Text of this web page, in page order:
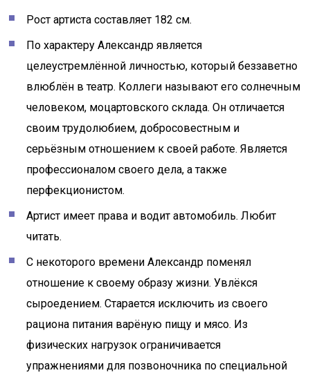
Рост артиста составляет 182 см.
По характеру Александр является
целеустремлённой личностью, который беззаветно
влюблён в театр. Коллеги называют его солнечным
человеком, моцартовского склада. Он отличается
своим трудолюбием, добросовестным и
серьёзным отношением к своей работе. Является
профессионалом своего дела, а также
перфекционистом.
Артист имеет права и водит автомобиль. Любит
читать.
С некоторого времени Александр поменял
отношение к своему образу жизни. Увлёкся
сыроедением. Старается исключить из своего
рациона питания варёную пищу и мясо. Из
физических нагрузок ограничивается
упражнениями для позвоночника по специальной